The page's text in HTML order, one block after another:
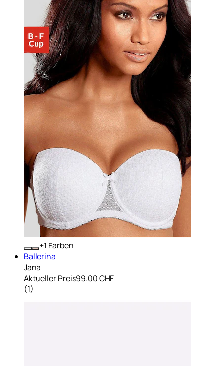
+ Farben
Ballerina
Jana
Aktueller Preis99.00 CHF
(1)